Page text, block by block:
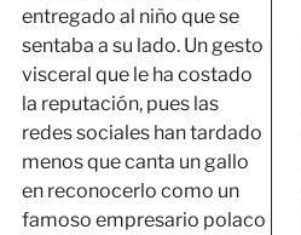
entregado al niño que se
sentaba a su lado. Un gesto
visceral que le ha costado
la reputación, pues las
redes sociales han tardado
menos que canta un gallo
en reconocerlo como un
famoso empresario polaco